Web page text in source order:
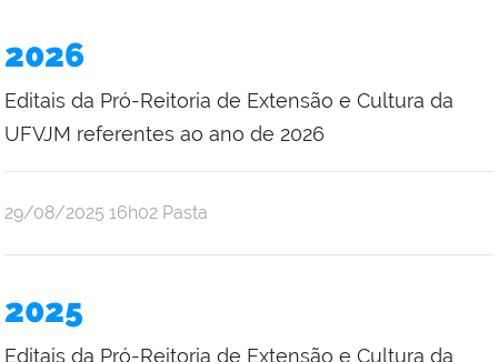
2026
Editais da Pró-Reitoria de Extensão e Cultura da
UFVJM referentes ao ano de 2026
publicado
29/08/2025 16h02 Pasta
2025
Editais da Pró-Reitoria de Extensão e Cultura da